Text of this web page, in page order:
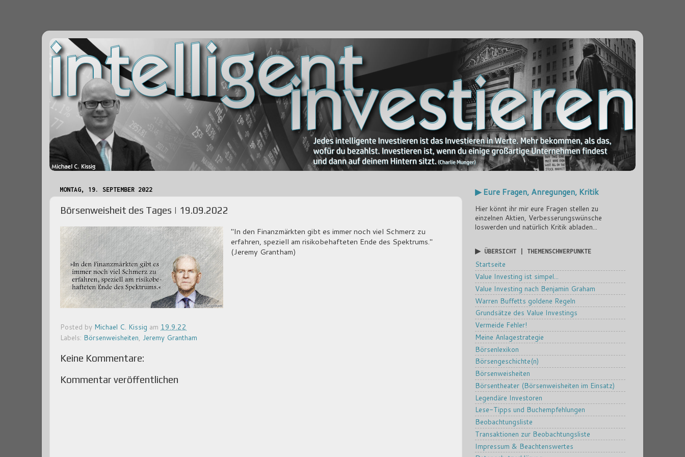
MONTAG, 19. SEPTEMBER 2022
Börsenweisheit des Tages | 19.09.2022
"In den Finanzmärkten gibt es immer noch viel Schmerz zu
erfahren, speziell am risikobehafteten Ende des Spektrums."
(Jeremy Grantham)
Posted by Michael C. Kissig am 19.9.22
Labels: Börsenweisheiten, Jeremy Grantham
Keine Kommentare:
Kommentar veröffentlichen
▶ Eure Fragen, Anregungen, Kritik
Hier könnt ihr mir eure Fragen stellen zu
einzelnen Aktien, Verbesserungswünsche
loswerden und natürlich Kritik abladen...
▶ ÜBERSICHT | THEMENSCHWERPUNKTE
Startseite
Value Investing ist simpel...
Value Investing nach Benjamin Graham
Warren Buffetts goldene Regeln
Grundsätze des Value Investings
Vermeide Fehler!
Meine Anlagestrategie
Börsenlexikon
Börsengeschichte(n)
Börsenweisheiten
Börsentheater (Börsenweisheiten im Einsatz)
Legendäre Investoren
Lese-Tipps und Buchempfehlungen
Beobachtungsliste
Transaktionen zur Beobachtungsliste
Impressum & Beachtenswertes